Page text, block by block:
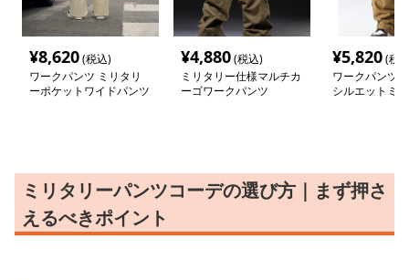
¥8,620(税込)
ワークパンツ ミリタリ
ーポケットワイドパンツ
¥4,880(税込)
ミリタリー仕様マルチカ
ーゴワークパンツ
¥5,820(税
ワークパンツ
シルエットミ
ミリタリーパンツコーデの選び方｜まず押さ
えるべきポイント